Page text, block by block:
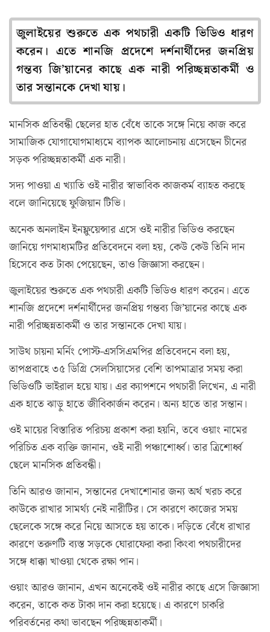
জুলাইয়ের শুরুতে এক পথচারী একটি ভিডিও ধারণ
করেন। এতে শানজি প্রদেশে দর্শনার্থীদের জনপ্রিয়
গন্তব্য জি’য়ানের কাছে এক নারী পরিচ্ছন্নতাকর্মী ও
তার সন্তানকে দেখা যায়।
মানসিক প্রতিবন্ধী ছেলের হাত বেঁধে তাকে সঙ্গে নিয়ে কাজ করে
সামাজিক যোগাযোগমাধ্যমে ব্যাপক আলোচনায় এসেছেন চীনের
সড়ক পরিচ্ছন্নতাকর্মী এক নারী।
সদ্য পাওয়া এ খ্যাতি ওই নারীর স্বাভাবিক কাজকর্ম ব্যাহত করছে
বলে জানিয়েছে ফুজিয়ান টিভি।
অনেক অনলাইন ইনফ্লুয়েন্সার এসে ওই নারীর ভিডিও করছেন
জানিয়ে গণমাধ্যমটির প্রতিবেদনে বলা হয়, কেউ কেউ তিনি দান
হিসেবে কত টাকা পেয়েছেন, তাও জিজ্ঞাসা করছেন।
জুলাইয়ের শুরুতে এক পথচারী একটি ভিডিও ধারণ করেন। এতে
শানজি প্রদেশে দর্শনার্থীদের জনপ্রিয় গন্তব্য জি’য়ানের কাছে এক
নারী পরিচ্ছন্নতাকর্মী ও তার সন্তানকে দেখা যায়।
সাউথ চায়না মর্নিং পোস্ট-এসসিএমপির প্রতিবেদনে বলা হয়,
তাপপ্রবাহে ৩৫ ডিগ্রি সেলসিয়াসের বেশি তাপমাত্রার সময় করা
ভিডিওটি ভাইরাল হয়ে যায়। এর ক্যাপশনে পথচারী লিখেন, এ নারী
এক হাতে ঝাড়ু হাতে জীবিকার্জন করেন। অন্য হাতে তার সন্তান।
ওই মায়ের বিস্তারিত পরিচয় প্রকাশ করা হয়নি, তবে ওয়াং নামের
পরিচিত এক ব্যক্তি জানান, ওই নারী পঞ্চাশোর্ধ্ব। তার ত্রিশোর্ধ্ব
ছেলে মানসিক প্রতিবন্ধী।
তিনি আরও জানান, সন্তানের দেখাশোনার জন্য অর্থ খরচ করে
কাউকে রাখার সামর্থ্য নেই নারীটির। সে কারণে কাজের সময়
ছেলেকে সঙ্গে করে নিয়ে আসতে হয় তাকে। দড়িতে বেঁধে রাখার
কারণে তরুণটি ব্যস্ত সড়কে ঘোরাফেরা করা কিংবা পথচারীদের
সঙ্গে ধাক্কা খাওয়া থেকে রক্ষা পান।
ওয়াং আরও জানান, এখন অনেকেই ওই নারীর কাছে এসে জিজ্ঞাসা
করেন, তাকে কত টাকা দান করা হয়েছে। এ কারণে চাকরি
পরিবর্তনের কথা ভাবছেন পরিচ্ছন্নতাকর্মী।